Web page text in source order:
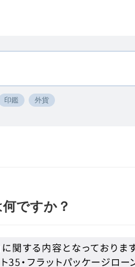
印鑑 外貨
ですか？